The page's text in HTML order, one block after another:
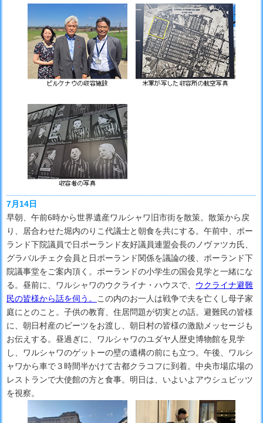
7月14日
早朝、午前6時から世界遺産ワルシャワ旧市街を散策。散策から戻
り、居合わせた堀内のりこ代議士と朝食を共にする。午前中、ポー
ランド下院議員で日ポーランド友好議員連盟会長のノヴァツカ氏、
グラバルチェク会員と日ポーランド関係を議論の後、ポーランド下
院議事堂をご案内頂く。ポーランドの小学生の国会見学と一緒にな
る。昼前に、ワルシャワのウクライナ・ハウスで、 ウクライナ避難
民の皆様から話を伺う。
この内のお一人は戦争で夫を亡くし母子家
庭にとのこと。子供の教育、住居問題が切実との話。避難民の皆様
に、朝日村産のビーツをお渡し、朝日村の皆様の激励メッセージも
お伝えする。昼過ぎに、ワルシャワのユダヤ人歴史博物館を見学
し、ワルシャワのゲットーの壁の遺構の前にも立つ。午後、ワルシ
ャワから車で３時間半かけて古都クラコフに到着。中央市場広場の
レストランで大使館の方と食事。明日は、いよいよアウシュビッツ
を視察。